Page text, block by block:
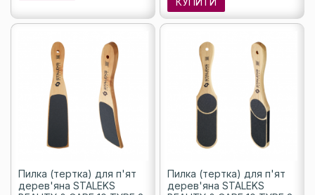
Пилка (тертка) для п'ят
дерев'яна STALEKS
Пилка (тертка) для п'ят
дерев'яна STALEKS